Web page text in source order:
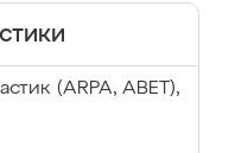
(ARPA, ABET),